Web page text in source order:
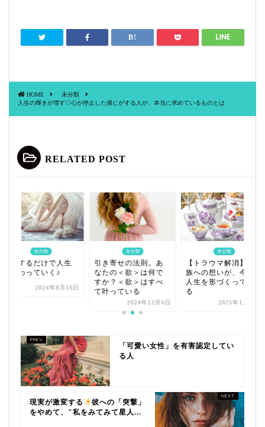
HOME
未分類
人生の輝きが増す♡心が停止した感じがする人が、本当に求めているものとは
RELATED POST
未分類
〇〇するだけで人生
が変わっていく♪
2024年8月16日
未分類
引き寄せの法則。あ
なたの＜欲＞は何で
すか？＜欲＞はすべ
て叶っている
2024年12月6日
未分類
【トラウマ解消】家
族への想いが、今の
人生を形づくってい
る
2025年1月29日
「可愛い女性」を有害認定してい
る人
現実が激変する
彼への「突撃」
をやめて、"私をみてみて星人...